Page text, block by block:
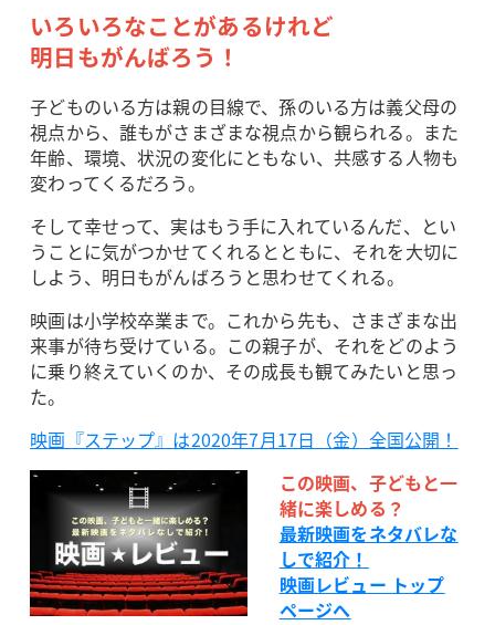
いろいろなことがあるけれど
明日もがんばろう！
子どものいる方は親の目線で、孫のいる方は義父母の
視点から、誰もがさまざまな視点から観られる。また
年齢、環境、状況の変化にともない、共感する人物も
変わってくるだろう。
そして幸せって、実はもう手に入れているんだ、とい
うことに気がつかせてくれるとともに、それを大切に
しよう、明日もがんばろうと思わせてくれる。
映画は小学校卒業まで。これから先も、さまざまな出
来事が待ち受けている。この親子が、それをどのよう
に乗り終えていくのか、その成長も観てみたいと思っ
た。
映画『ステップ』は2020年7月17日（金）全国公開！
この映画、子どもと一
緒に楽しめる？
最新映画をネタバレな
しで紹介！
映画レビュー トップ
ページへ